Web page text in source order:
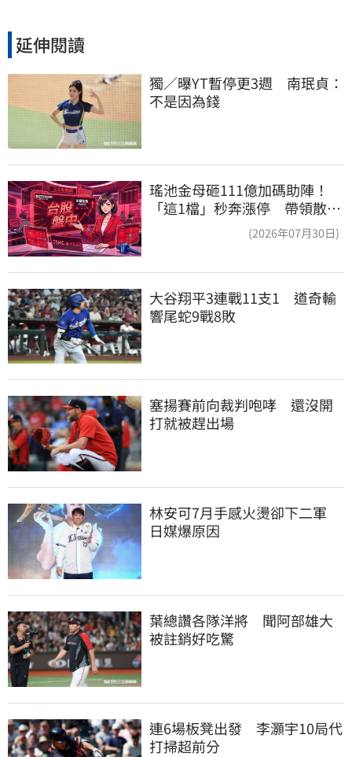
延伸閱讀
獨／曝YT暫停更3週　南珉貞：
不是因為錢
瑤池金母砸111億加碼助陣！
「這1檔」秒奔漲停 帶領散熱
(2026年07月30日)
大谷翔平3連戰11支1　道奇輸
響尾蛇9戰8敗
塞揚賽前向裁判咆哮　還沒開
打就被趕出場
林安可7月手感火燙卻下二軍
日媒爆原因
葉總讚各隊洋將　聞阿部雄大
被註銷好吃驚
連6場板凳出發　李灝宇10局代
打掃超前分